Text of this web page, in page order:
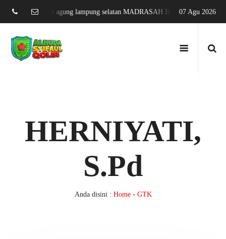
karang sari jati agung lampung selatan MADRASAH BERPRESTASI
07 Agu 2026
HERNIYATI,
S.Pd
Anda disini : Home- GTK